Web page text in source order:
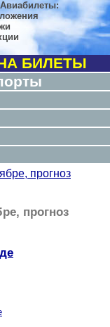
БИЛЕТЫ
прогноз
прогноз